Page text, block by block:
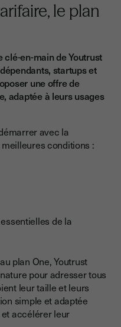
le plan
clé-en-main de Youtrust
startups et
une offre de
adaptée à leurs usages
avec la
conditions :
de la
plan One, Youtrust
pour adresser tous
leur taille et leurs
simple et adaptée
accélérer leur